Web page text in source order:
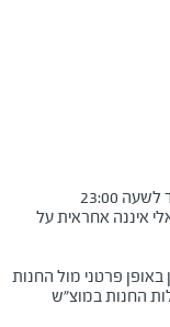
23:00
איננה אחראית על
פרטני מול החנות
החנות במוצ"ש